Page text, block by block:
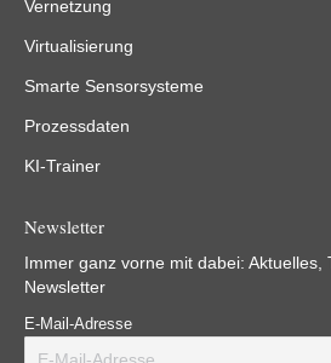
Vernetzung
Virtualisierung
Smarte Sensorsysteme
Prozessdaten
KI-Trainer
Newsletter
Immer ganz vorne mit dabei: Aktuelles,
Newsletter
E-Mail-Adresse